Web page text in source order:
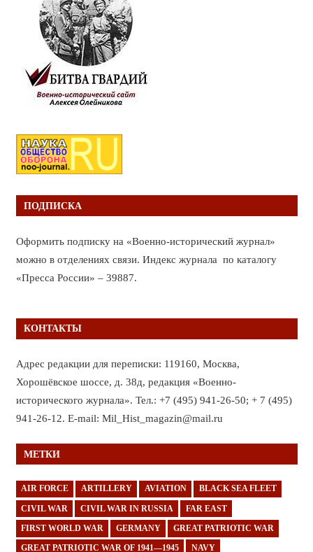
ПОДПИСКА
Оформить подписку на «Военно-исторический журнал»
можно в отделениях связи. Индекс журнала по каталогу
«Пресса России» – 39887.
КОНТАКТЫ
Адрес редакции для переписки: 119160, Москва,
Хорошёвское шоссе, д. 38д, редакция «Военно-
исторического журнала». Тел.: +7 (495) 941-26-50; + 7 (495)
941-26-12. E-mail: Mil_Hist_magazin@mail.ru
МЕТКИ
AIR FORCE ARTILLERY AVIATION BLACK SEA FLEET
CIVIL WAR CIVIL WAR IN RUSSIA FAR EAST
FIRST WORLD WAR GERMANY GREAT PATRIOTIC WAR
GREAT PATRIOTIC WAR OF 1941—1945 NAVY